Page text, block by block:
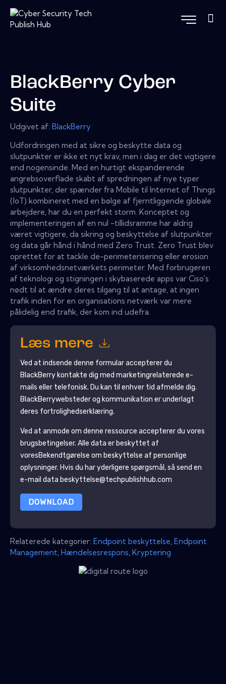
BlackBerry Cyber ​​
Suite
Udgivet af: BlackBerry
Udfordringen med at sikre og beskytte data og
slutpunkter er ikke et nyt krav, men i dag er det vigtigere
end nogensinde. Med en hurtigt ekspanderende
angrebsoverflade skabt af spredningen af ​​nye typer
slutpunkter, der spænder fra Mobile til Internet of Things
(IoT) kombineret med en bølge af fjerntliggende globale
arbejdere, har du en perfekt storm. Konceptet og
implementeringen af ​​en nul -tillidsramme har aldrig
været vigtigere, da sikring og beskyttelse af slutpunkter
og data går hånd i hånd med Zero Trust. Zero Trust blev
oprettet for at tackle de-perimeterisering eller erosion
af virksomhedsnetværkets perimeter. Med forbrugeren
af ​​teknologi og stigningen i skybaserede apps var Ciso's
nødt til at ændre deres tilgang til at antage, at ingen
trafik inden for en organisations netværk var mere
pålidelig end trafik, der kom ind udefra.
Læs mere
Ved at indsende denne formular accepterer du
BlackBerrykontakte dig med marketingrelaterede e-
mails eller telefonisk. Du kan til enhver tid afmelde dig.
BlackBerrywebsteder og kommunikation er underlagt
deres fortrolighedserklæring.
Ved at anmode om denne ressource accepterer du vores
brugsbetingelser. Alle data er beskyttet af
voresBekendtgørelse om beskyttelse af personlige
oplysninger. Hvis du har yderligere spørgsmål, så send en
e-mail data beskyttelse@techpublishhub.com
DOWNLOAD
Relaterede kategorier: Endpoint beskyttelse Endpoint
Management Hændelsesrespons Kryptering